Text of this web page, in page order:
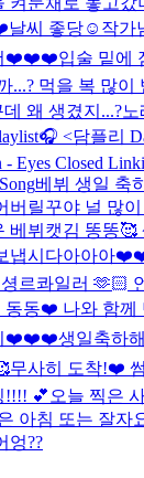
날씨 좋당☺️ 작가
더❤️❤️❤️입술 밑에
...? 먹을 복 많이
왜 생겼지...?노
<담플리
- Eyes Closed
베뷔 생일 축
버릴꾸야 널 많
베뷔캣김 똥똥🥰
냅시다아아아
르콰일러 🫶🏻
동동❤️ 나와 함
이❤️❤️❤️생일축하
무사히 도착!❤️
!!!! 💕 오늘 찍은
아침 또는 잘자
엉??